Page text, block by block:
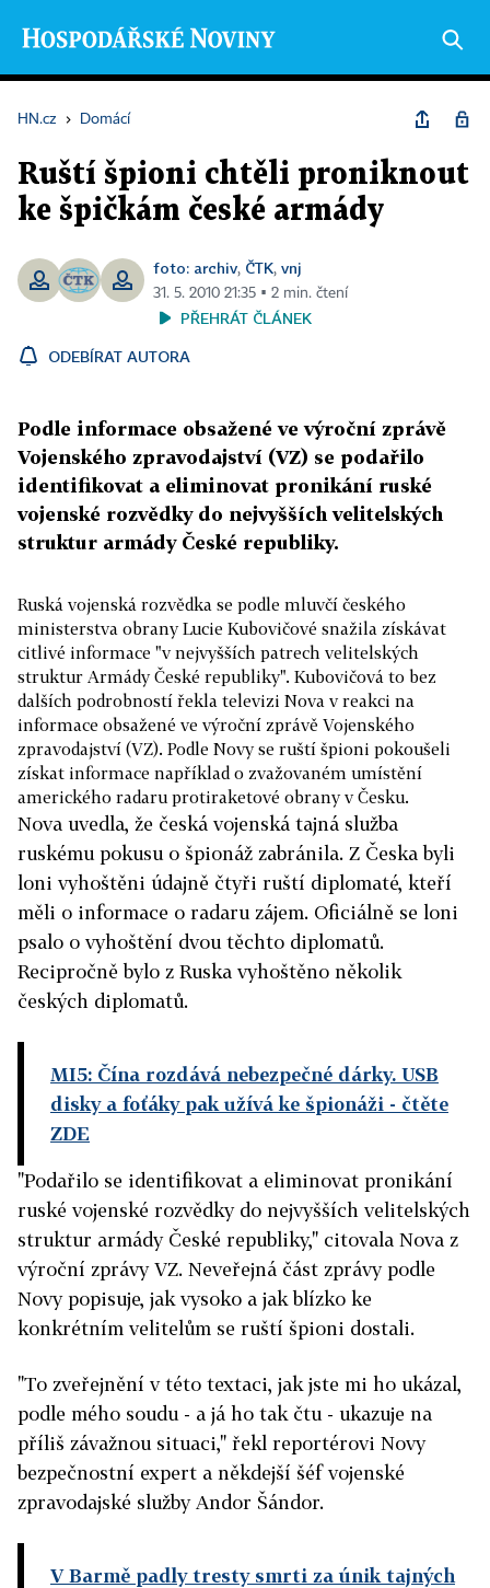
HN.cz › Domácí
Ruští špioni chtěli proniknout
ke špičkám české armády
foto: archiv, ČTK, vnj
31. 5. 2010 21:35 ▪ 2 min. čtení
PŘEHRÁT ČLÁNEK
ODEBÍRAT AUTORA
Podle informace obsažené ve výroční zprávě
Vojenského zpravodajství (VZ) se podařilo
identifikovat a eliminovat pronikání ruské
vojenské rozvědky do nejvyšších velitelských
struktur armády České republiky.
Ruská vojenská rozvědka se podle mluvčí českého
ministerstva obrany Lucie Kubovičové snažila získávat
citlivé informace "v nejvyšších patrech velitelských
struktur Armády České republiky". Kubovičová to bez
dalších podrobností řekla televizi Nova v reakci na
informace obsažené ve výroční zprávě Vojenského
zpravodajství (VZ). Podle Novy se ruští špioni pokoušeli
získat informace například o zvažovaném umístění
amerického radaru protiraketové obrany v Česku.
Nova uvedla, že česká vojenská tajná služba
ruskému pokusu o špionáž zabránila. Z Česka byli
loni vyhoštěni údajně čtyři ruští diplomaté, kteří
měli o informace o radaru zájem. Oficiálně se loni
psalo o vyhoštění dvou těchto diplomatů.
Recipročně bylo z Ruska vyhoštěno několik
českých diplomatů.
MI5: Čína rozdává nebezpečné dárky. USB
disky a foťáky pak užívá ke špionáži - čtěte
ZDE
"Podařilo se identifikovat a eliminovat pronikání
ruské vojenské rozvědky do nejvyšších velitelských
struktur armády České republiky," citovala Nova z
výroční zprávy VZ. Neveřejná část zprávy podle
Novy popisuje, jak vysoko a jak blízko ke
konkrétním velitelům se ruští špioni dostali.
"To zveřejnění v této textaci, jak jste mi ho ukázal,
podle mého soudu - a já ho tak čtu - ukazuje na
příliš závažnou situaci," řekl reportérovi Novy
bezpečnostní expert a někdejší šéf vojenské
zpravodajské služby Andor Šándor.
V Barmě padly tresty smrti za únik tajných